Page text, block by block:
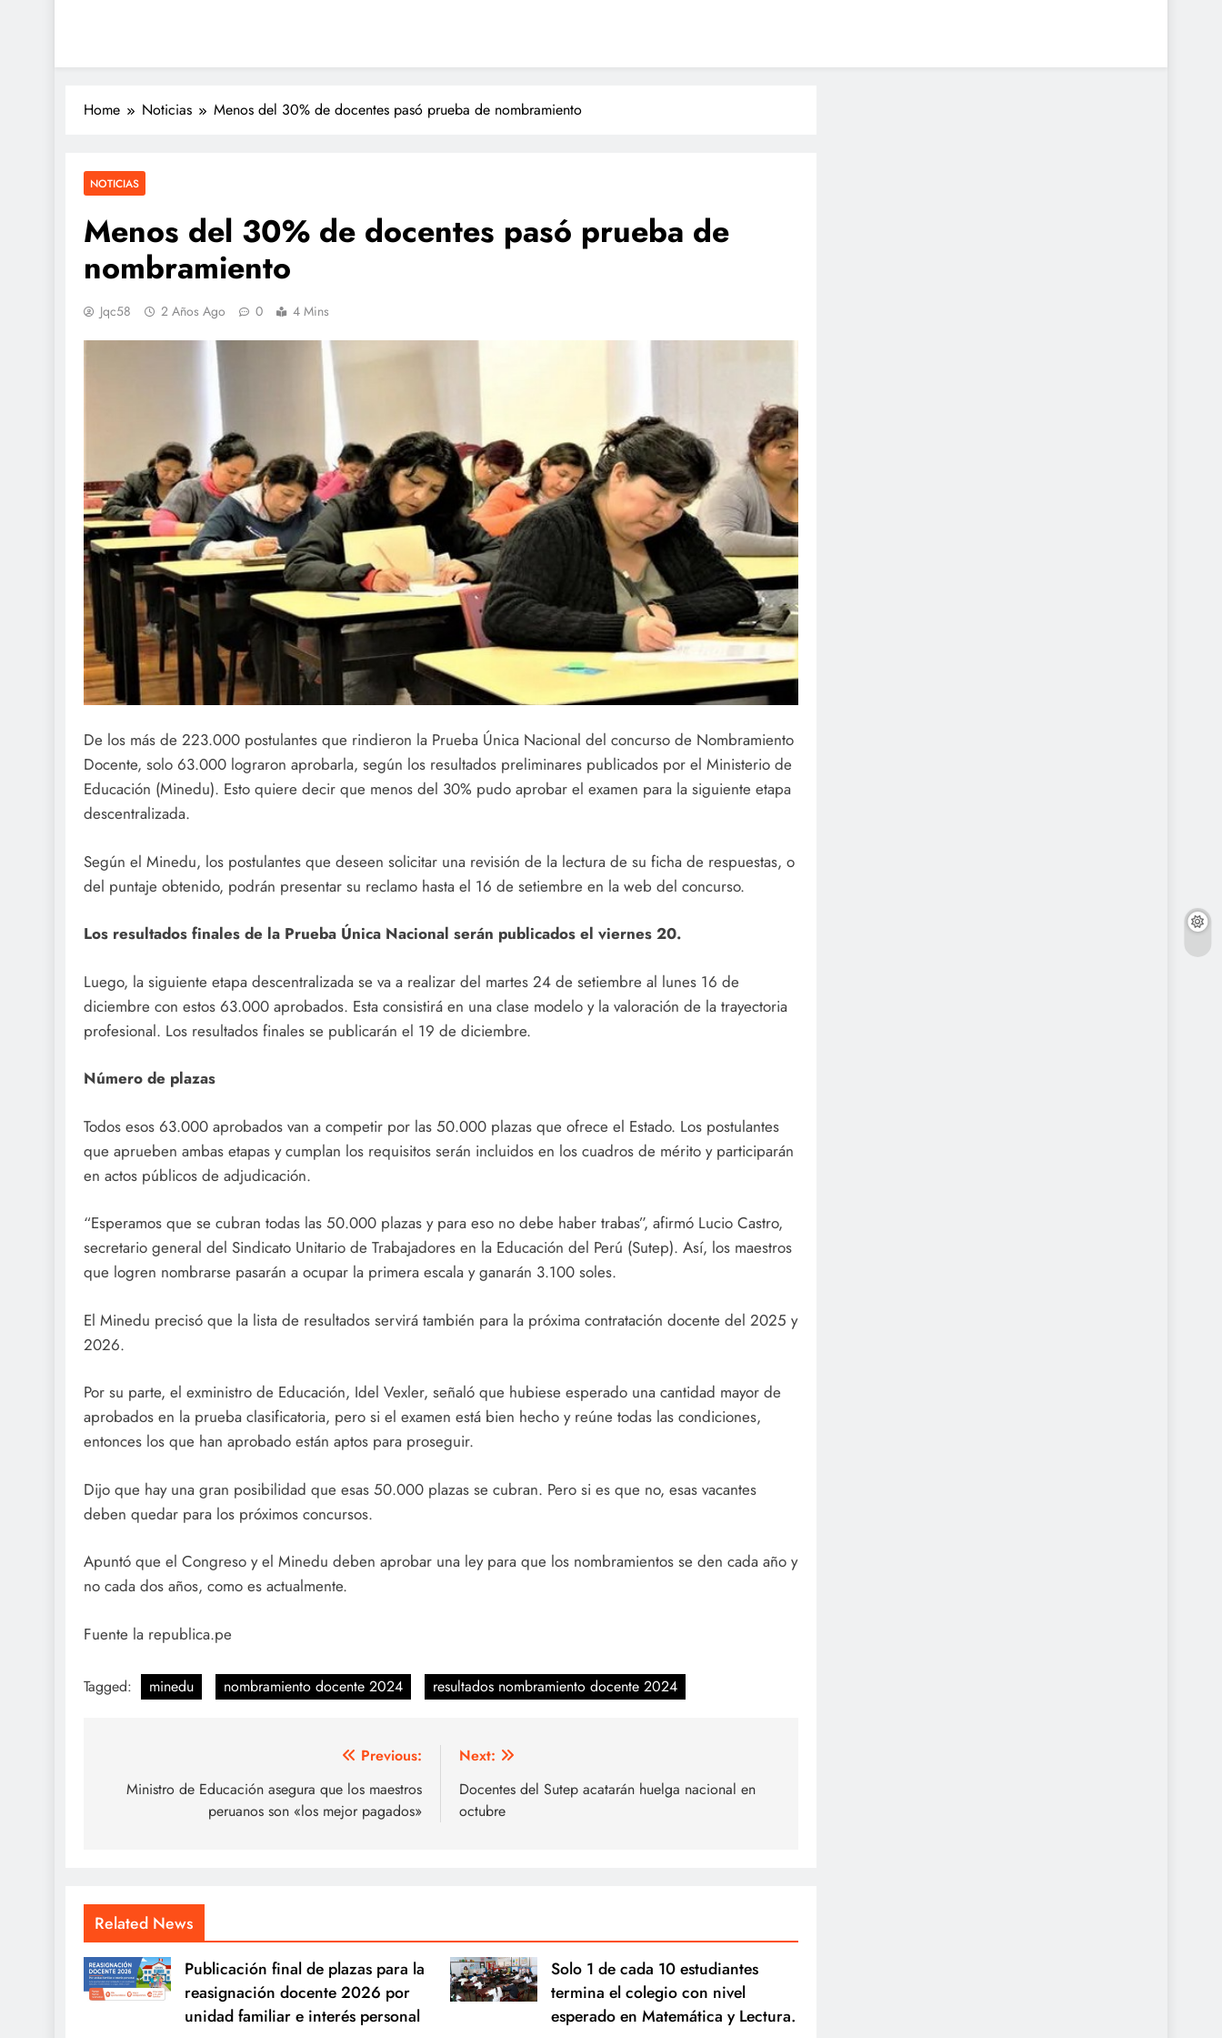
Home Noticias Menos del 30% de docentes pasó prueba de nombramiento
NOTICIAS
Menos del 30% de docentes pasó prueba de
nombramiento
Jqc58 2 Años Ago 0 4 Mins
De los más de 223.000 postulantes que rindieron la Prueba Única Nacional del concurso de Nombramiento
Docente, solo 63.000 lograron aprobarla, según los resultados preliminares publicados por el Ministerio de
Educación (Minedu). Esto quiere decir que menos del 30% pudo aprobar el examen para la siguiente etapa
descentralizada.
Según el Minedu, los postulantes que deseen solicitar una revisión de la lectura de su ficha de respuestas, o
del puntaje obtenido, podrán presentar su reclamo hasta el 16 de setiembre en la web del concurso.
Los resultados finales de la Prueba Única Nacional serán publicados el viernes 20.
Luego, la siguiente etapa descentralizada se va a realizar del martes 24 de setiembre al lunes 16 de
diciembre con estos 63.000 aprobados. Esta consistirá en una clase modelo y la valoración de la trayectoria
profesional. Los resultados finales se publicarán el 19 de diciembre.
Número de plazas
Todos esos 63.000 aprobados van a competir por las 50.000 plazas que ofrece el Estado. Los postulantes
que aprueben ambas etapas y cumplan los requisitos serán incluidos en los cuadros de mérito y participarán
en actos públicos de adjudicación.
“Esperamos que se cubran todas las 50.000 plazas y para eso no debe haber trabas”, afirmó Lucio Castro,
secretario general del Sindicato Unitario de Trabajadores en la Educación del Perú (Sutep). Así, los maestros
que logren nombrarse pasarán a ocupar la primera escala y ganarán 3.100 soles.
El Minedu precisó que la lista de resultados servirá también para la próxima contratación docente del 2025 y
2026.
Por su parte, el exministro de Educación, Idel Vexler, señaló que hubiese esperado una cantidad mayor de
aprobados en la prueba clasificatoria, pero si el examen está bien hecho y reúne todas las condiciones,
entonces los que han aprobado están aptos para proseguir.
Dijo que hay una gran posibilidad que esas 50.000 plazas se cubran. Pero si es que no, esas vacantes
deben quedar para los próximos concursos.
Apuntó que el Congreso y el Minedu deben aprobar una ley para que los nombramientos se den cada año y
no cada dos años, como es actualmente.
Fuente la republica.pe
Tagged: minedu nombramiento docente 2024 resultados nombramiento docente 2024
de
Previous:
Ministro de Educación asegura que los maestros
peruanos son «los mejor pagados»
Next:
Docentes del Sutep acatarán huelga nacional en
octubre
Related News
Publicación final de plazas para la
reasignación docente 2026 por
unidad familiar e interés personal
Solo 1 de cada 10 estudiantes
termina el colegio con nivel
esperado en Matemática y Lectura.